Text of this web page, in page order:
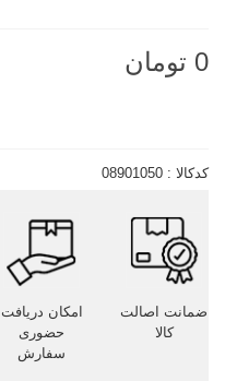
0 تومان
کدکالا : 08901050
ضمانت اصالت
کالا
امکان دریافت
حضوری
سفارش